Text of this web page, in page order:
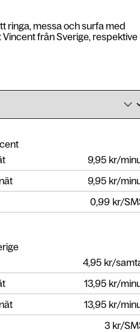
ringa, messa och surfa med
Vincent från Sverige, respektive
9,95 kr/
9,95 kr/
0,99 kr/
4,95 kr/
13,95 kr/
13,95 kr/
3 kr/